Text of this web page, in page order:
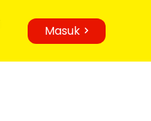
Masuk